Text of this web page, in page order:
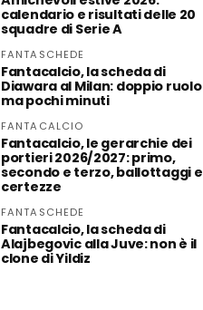
calendario e risultati delle 20
squadre di Serie A
FANTASCHEDE
Fantacalcio, la scheda di
Diawara al Milan: doppio ruolo
ma pochi minuti
FANTACALCIO
Fantacalcio, le gerarchie dei
portieri 2026/2027: primo,
secondo e terzo, ballottaggi e
certezze
FANTASCHEDE
Fantacalcio, la scheda di
Alajbegovic alla Juve: non è il
clone di Yildiz